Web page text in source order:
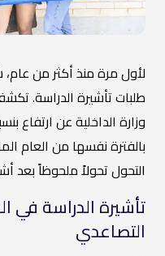
لأول مرة منذ أكثر من
طلبات تأشيرة الدراسة.
بالفترة نفسها من العام
التحول تحولاً ملحوظاً بعد
تأشيرة الدراسة في
التصاعدي